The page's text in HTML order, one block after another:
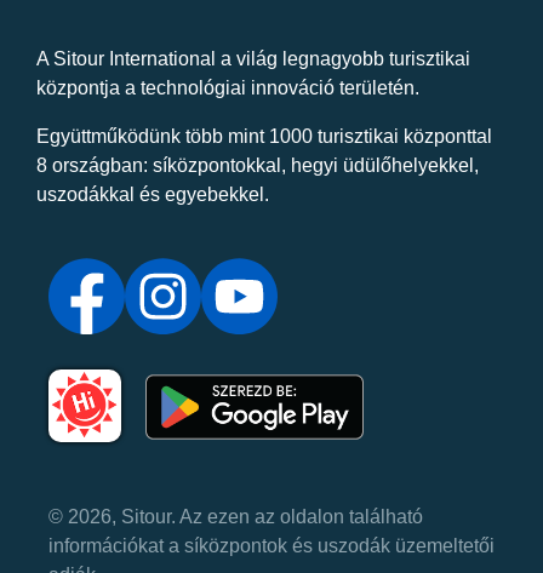
A Sitour International a világ legnagyobb turisztikai
központja a technológiai innováció területén.
Együttműködünk több mint 1000 turisztikai központtal
8 országban: síközpontokkal, hegyi üdülőhelyekkel,
uszodákkal és egyebekkel.
© 2026, Sitour. Az ezen az oldalon található
információkat a síközpontok és uszodák üzemeltetői